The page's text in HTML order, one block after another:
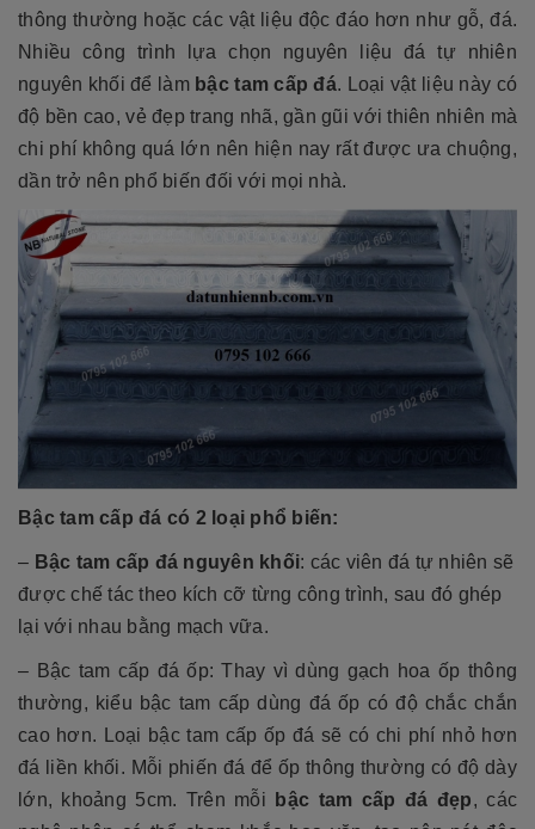
thông thường hoặc các vật liệu độc đáo hơn như gỗ, đá.
Nhiều công trình lựa chọn nguyên liệu đá tự nhiên
nguyên khối để làm bậc tam cấp đá. Loại vật liệu này có
độ bền cao, vẻ đẹp trang nhã, gần gũi với thiên nhiên mà
chi phí không quá lớn nên hiện nay rất được ưa chuộng,
dần trở nên phổ biến đối với mọi nhà.
Bậc tam cấp đá có 2 loại phổ biến:
– Bậc tam cấp đá nguyên khối: các viên đá tự nhiên sẽ
được chế tác theo kích cỡ từng công trình, sau đó ghép
lại với nhau bằng mạch vữa.
– Bậc tam cấp đá ốp: Thay vì dùng gạch hoa ốp thông
thường, kiểu bậc tam cấp dùng đá ốp có độ chắc chắn
cao hơn. Loại bậc tam cấp ốp đá sẽ có chi phí nhỏ hơn
đá liền khối. Mỗi phiến đá để ốp thông thường có độ dày
lớn, khoảng 5cm. Trên mỗi
bậc tam cấp đá đẹp, các